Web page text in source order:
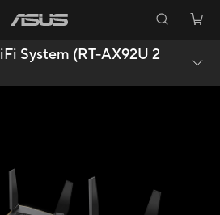
System (RT-AX92U 2